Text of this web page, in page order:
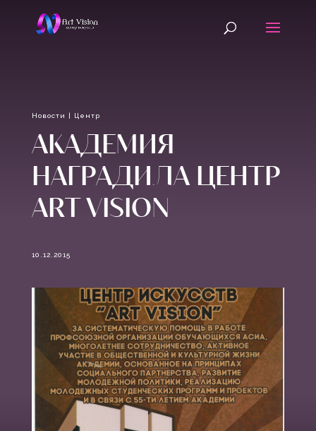
Новости | Центр
АКАДЕМИЯ
НАГРАДИЛА ЦЕНТР
ART VISION
10.12.2015